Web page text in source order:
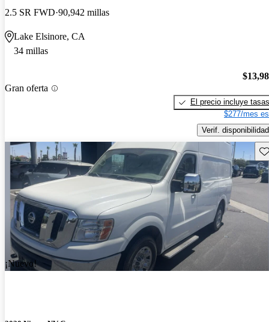
2.5 SR FWD 90,942 millas
Lake Elsinore, CA
34 millas
Gran oferta
El precio incluye tasas
$277/mes
Verif. disponibilidad
¡Nuevo!